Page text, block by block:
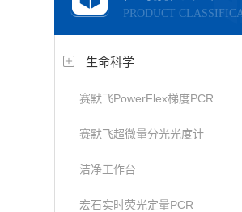
生命科学
赛默飞PowerFlex梯度PCR
赛默飞超微量分光光度计
洁净工作台
宏石实时荧光定量PCR